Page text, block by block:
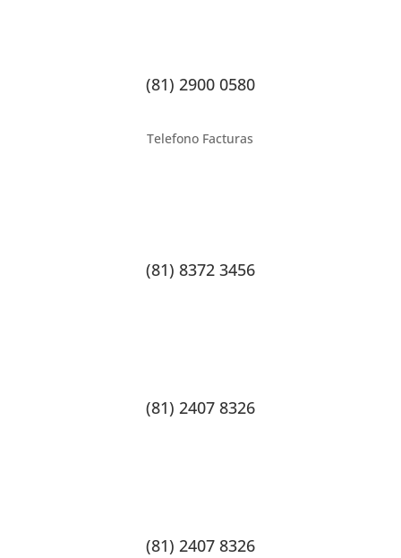
(81) 2900 0580
Telefono Facturas
(81) 8372 3456
(81) 2407 8326
(81) 2407 8326